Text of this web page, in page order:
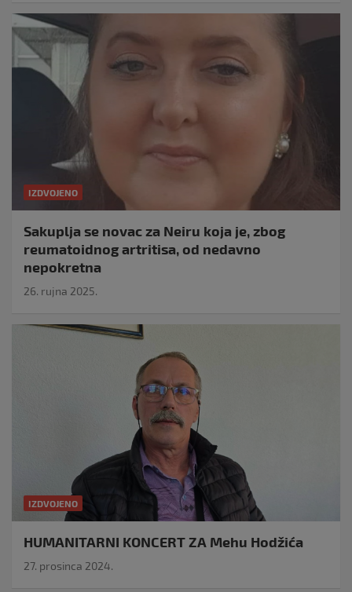
IZDVOJENO
Sakuplja se novac za Neiru koja je, zbog
reumatoidnog artritisa, od nedavno
nepokretna
26. rujna 2025.
IZDVOJENO
HUMANITARNI KONCERT ZA Mehu Hodžića
27. prosinca 2024.